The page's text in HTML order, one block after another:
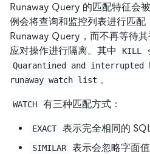
Runaway Query 的匹配特征会
例会将查询和监控列表进行匹
Runaway Query，而不再等待
应对操作进行隔离。其中
KILL
Quarantined and interrupted
runaway watch list 。
WATCH 有三种匹配方式：
EXACT 表示完全相同的
SIMILAR
表示会忽略字面